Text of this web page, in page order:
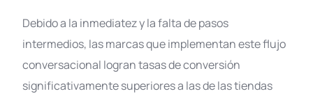
Debido a la inmediatez y la falta de pasos
intermedios, las marcas que implementan este flujo
conversacional logran tasas de conversión
significativamente superiores a las de las tiendas